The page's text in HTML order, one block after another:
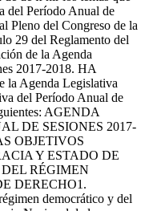
del Período Anual de
Pleno del Congreso de la
29 del Reglamento del
de la Agenda
2017-2018. HA
la Agenda Legislativa
del Período Anual de
AGENDA
DE SESIONES 2017-
OBJETIVOS
Y ESTADO DE
RÉGIMEN
DERECHO1.
democrático y del